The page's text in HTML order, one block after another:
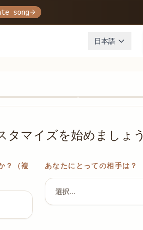
song
日本語
タマイズを始めましょう
？（複
あなたにとっての相手は？